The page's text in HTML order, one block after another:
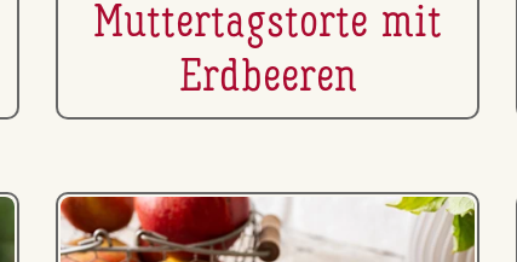
Mut­ter­tags­tor­te mit
Erdbeeren